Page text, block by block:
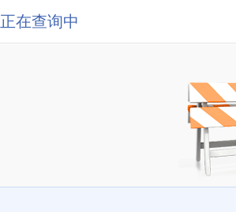
正在查询中